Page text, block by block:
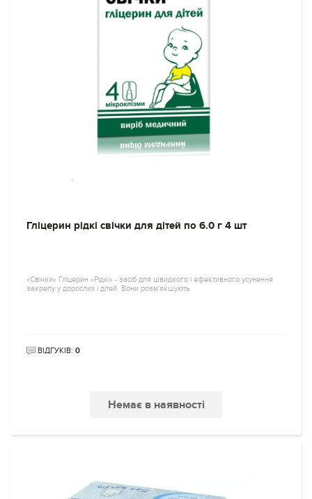
Гліцерин рідкі свічки для дітей по 6.0 г 4 шт
«Свічки» Гліцерин «Рідкі» - засіб для швидкого і ефективного усунення
закрепу у дорослих і дітей. Вони розм'якшують
ВІДГУКІВ: 0
Немає в наявності